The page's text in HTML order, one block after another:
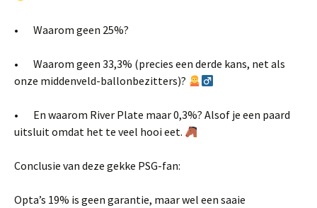
• Waarom geen 25%?
• Waarom geen 33,3% (precies een derde kans, net als
onze middenveld-ballonbezitters)?
• En waarom River Plate maar 0,3%? Alsof je een paard
uitsluit omdat het te veel hooi eet.
Conclusie van deze gekke PSG-fan:
Opta’s 19% is geen garantie, maar wel een saaie